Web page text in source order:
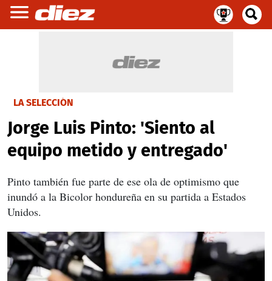
LA SELECCIÓN
Jorge Luis Pinto: 'Siento al
equipo metido y entregado'
Pinto también fue parte de ese ola de optimismo que
inundó a la Bicolor hondureña en su partida a Estados
Unidos.